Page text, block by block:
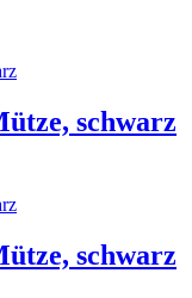
schwarz
schwarz